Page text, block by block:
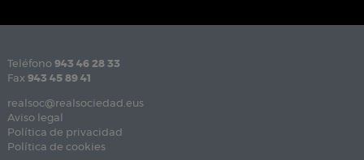
Teléfono 943 46 28 33
Fax 943 45 89 41
realsoc@realsociedad.eus
Aviso legal
Política de privacidad
Política de cookies